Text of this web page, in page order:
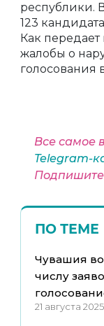
республики.
123
Как
жалобы о
голосования
Все самое
Telegram-
ПО ТЕМЕ
Чувашия
числу
21 августа